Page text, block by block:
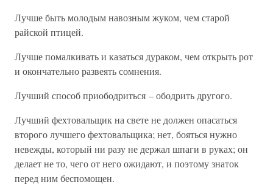
Лучше быть молодым навозным жуком, чем старой
райской птицей.
Лучше помалкивать и казаться дураком, чем открыть рот
и окончательно развеять сомнения.
Лучший способ приободриться – ободрить другого.
Лучший фехтовальщик на свете не должен опасаться
второго лучшего фехтовальщика; нет, бояться нужно
невежды, который ни разу не держал шпаги в руках; он
делает не то, чего от него ожидают, и поэтому знаток
перед ним беспомощен.